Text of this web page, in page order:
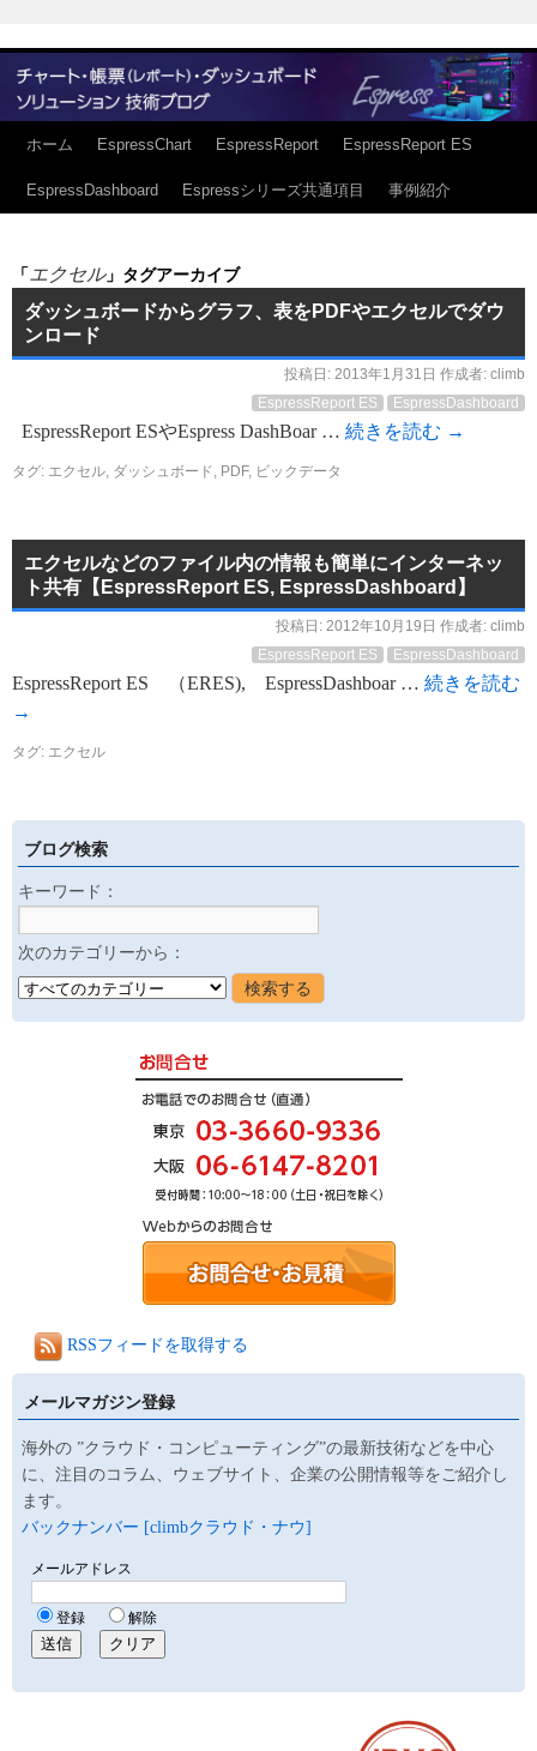
ホーム EspressChart EspressReport EspressReport ES
EspressDashboard Espressシリーズ共通項目 事例紹介
「エクセル」タグアーカイブ
ダッシュボードからグラフ、表をPDFやエクセルでダウ
ンロード
投稿日: 2013年1月31日 作成者: climb
EspressReport ES
EspressDashboard
EspressReport ESやEspress DashBoar … 続きを読む →
タグ: エクセル, ダッシュボード, PDF, ビックデータ
エクセルなどのファイル内の情報も簡単にインターネッ
ト共有【EspressReport ES, EspressDashboard】
投稿日: 2012年10月19日 作成者: climb
EspressReport ES
EspressDashboard
EspressReport ES （ERES), EspressDashboar … 続きを読む
→
タグ: エクセル
ブログ検索
キーワード：
次のカテゴリーから：
RSSフィードを取得する
メールマガジン登録
海外の ”クラウド・コンピューティング”の最新技術などを中心
に、注目のコラム、ウェブサイト、企業の公開情報等をご紹介し
ます。
バックナンバー [climbクラウド・ナウ]